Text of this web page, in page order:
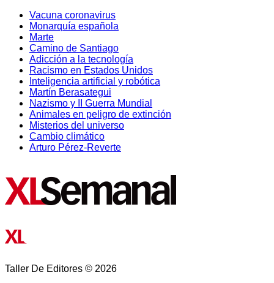
Vacuna coronavirus
Monarquía española
Marte
Camino de Santiago
Adicción a la tecnología
Racismo en Estados Unidos
Inteligencia artificial y robótica
Martín Berasategui
Nazismo y II Guerra Mundial
Animales en peligro de extinción
Misterios del universo
Cambio climático
Arturo Pérez-Reverte
Taller De Editores © 2026